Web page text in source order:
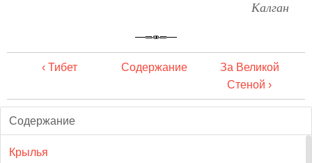
Калган
‹ Тибет Содержание
За Великой
Стеной ›
Содержание
Крылья